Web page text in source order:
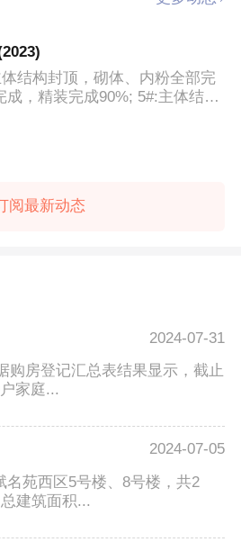
结构封顶，砌体、内粉全部完
成，精装完成90%; 5#:主体结构
阅最新动态
2024-07-31
购房登记汇总表结果显示，截止
家庭...
2024-07-05
名苑西区5号楼、8号楼，共2
建筑面积...